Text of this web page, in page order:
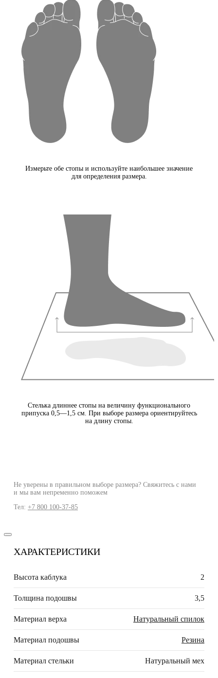
Измерьте обе стопы и используйте наибольшее значение
для определения размера.
Стелька длиннее стопы на величину функционального
припуска 0,5—1,5 см. При выборе размера ориентируйтесь
на длину стопы.
Не уверены в правильном выборе размера? Свяжитесь с нами
и мы вам непременно поможем
Тел: +7 800 100-37-85
ХАРАКТЕРИСТИКИ
Высота каблука 2
Толщина подошвы 3,5
Материал верха Натуральный спилок
Материал подошвы Резина
Материал стельки Натуральный мех